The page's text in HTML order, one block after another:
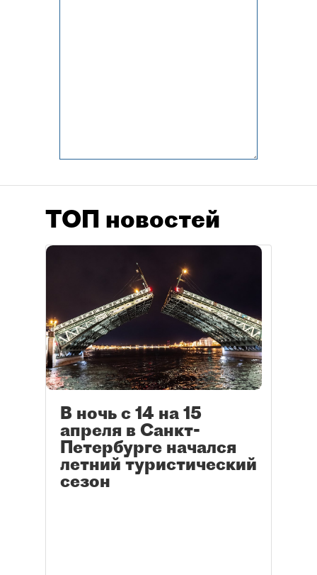
ТОП новостей
В ночь с 14 на 15
апреля в Санкт-
Петербурге начался
летний туристический
сезон